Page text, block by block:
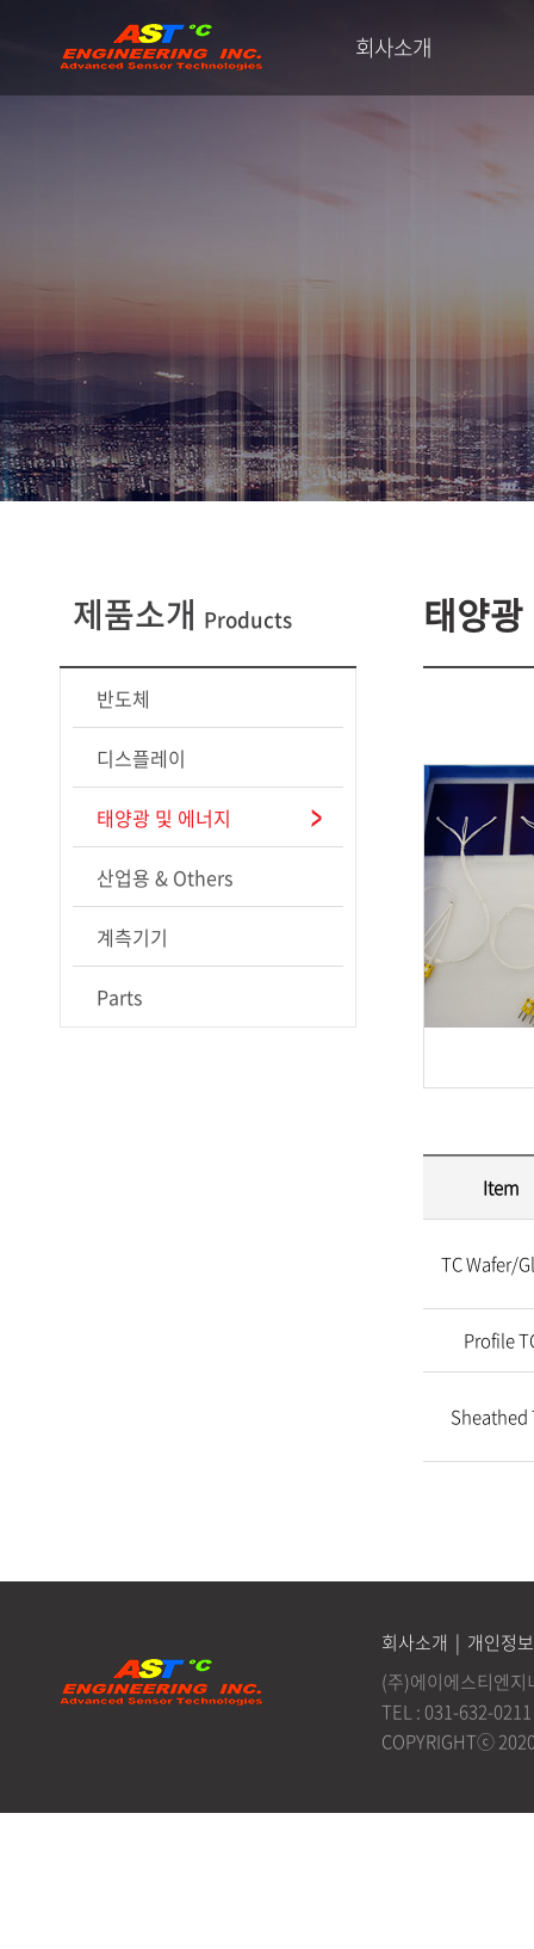
회사소개
제품소개 Products
반도체
디스플레이
태양광 및 에너지
산업용 & Others
계측기기
Parts
태양
Item
TC Wafer/
Profile
Sheathed
회사소개 | 개인정
(주)에이에스티엔
TEL : 031-632-
COPYRIGHTⓒ